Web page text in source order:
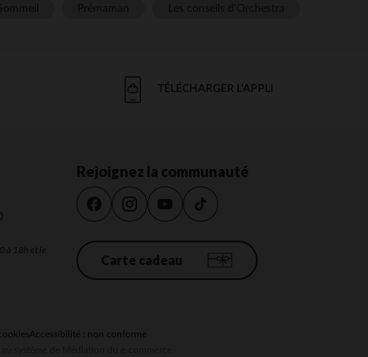
TÉLÉCHARGER L'APPLI
à 18h et le
Rejoignez la communauté
Carte cadeau
Accessibilité : non conforme